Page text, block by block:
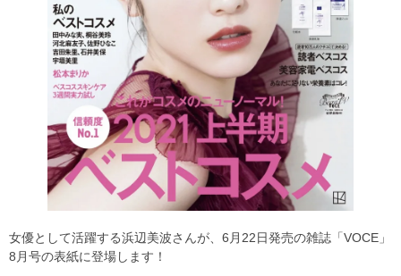
女優として活躍する浜辺美波さんが、6月22日発売の雑誌「VOCE」
8月号の表紙に登場します！